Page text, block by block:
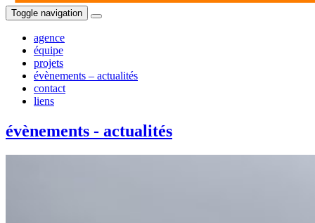
Toggle navigation
agence
équipe
projets
évènements – actualités
contact
liens
évènements - actualités